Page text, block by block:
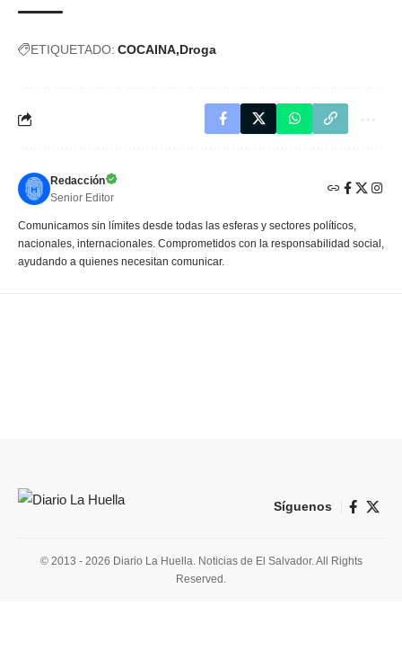
ETIQUETADO: COCAINA Droga
Redacción
Senior Editor
Comunicamos sin límites desde todas las esferas y sectores políticos,
nacionales, internacionales. Comprometidos con la responsabilidad social,
ayudando a quienes necesitan comunicar.
Síguenos
© 2013 - 2026 Diario La Huella. Noticias de El Salvador. All Rights
Reserved.